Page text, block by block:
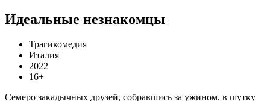
Идеальные незнакомцы
Трагикомедия
Италия
2022
16+
Семеро закадычных друзей, собравшись за ужином, в шутку